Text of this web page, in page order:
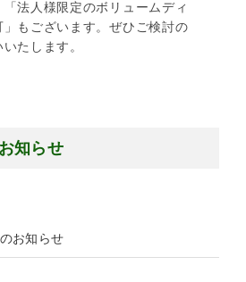
法人様限定のボリュームディ
もございます。ぜひご検討の
たします。
知らせ
お知らせ